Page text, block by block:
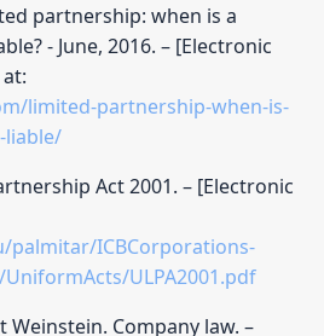
partnership: when is a
- June, 2016. – [Electronic
limited-partnership-when-is-
liable/
Act 2001. – [Electronic
palmitar/ICBCorporations-
ULPA2001.pdf
Weinstein. Company law. –